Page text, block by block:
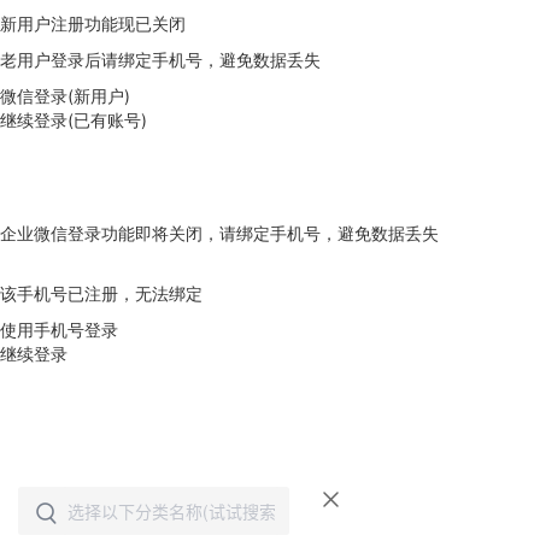
新用户注册功能现已关闭
老用户登录后请绑定手机号，避免数据丢失
微信登录(新用户)
继续登录(已有账号)
企业微信登录功能即将关闭，请绑定手机号，避免数据丢失
该手机号已注册，无法绑定
使用手机号登录
继续登录